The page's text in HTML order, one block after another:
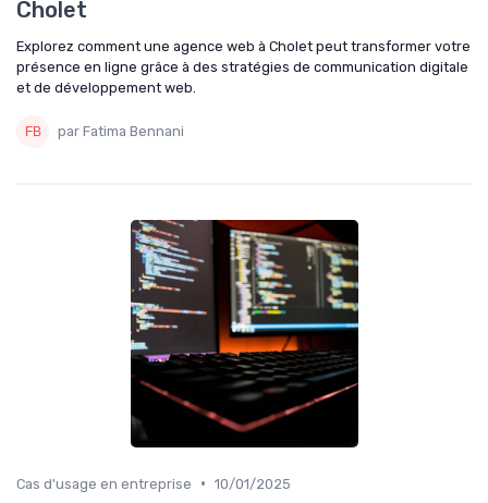
Cholet
Explorez comment une agence web à Cholet peut transformer votre
présence en ligne grâce à des stratégies de communication digitale
et de développement web.
par Fatima Bennani
Cas d'usage en entreprise • 10/01/2025